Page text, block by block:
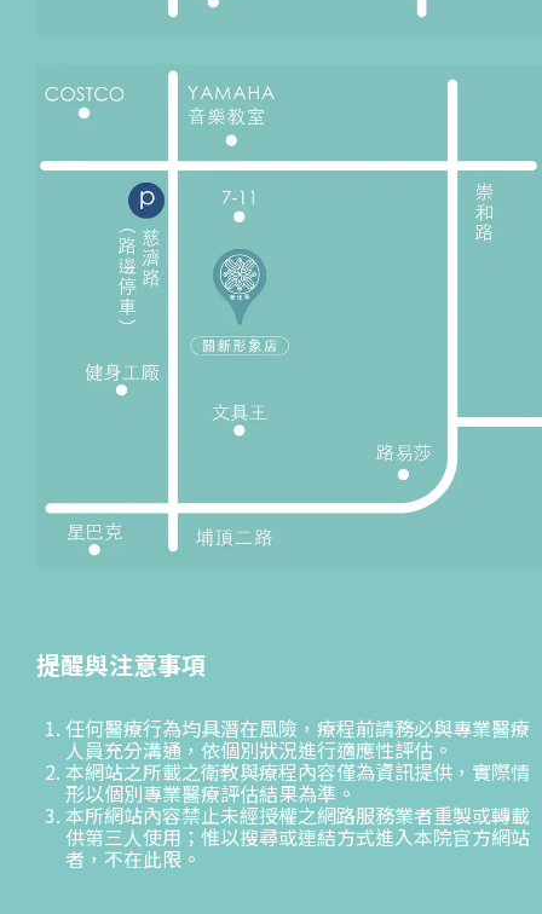
提醒與注意事項
任何醫療行為均具潛在風險，療程前請務必與專業醫療
人員充分溝通，依個別狀況進行適應性評估。
本網站之所載之衛教與療程內容僅為資訊提供，實際情
形以個別專業醫療評估結果為準。
本所網站內容禁止未經授權之網路服務業者重製或轉載
供第三人使用；惟以搜尋或連結方式進入本院官方網站
者，不在此限。